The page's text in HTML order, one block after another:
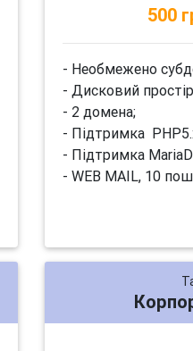
500
- Необмежено
- Дисковий
- 2 домена;
- Підтримка
- Підтримка
- WEB MAIL, 10